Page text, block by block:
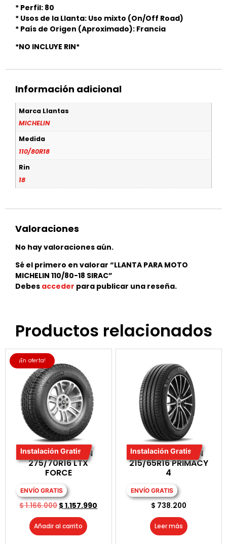
* Perfil: 80
* Usos de la Llanta: Uso mixto (On/Off Road)
* País de Origen (Aproximado): Francia
*NO INCLUYE RIN*
Información adicional
Marca Llantas
MICHELIN
Medida
110/80R18
Rin
18
Valoraciones
No hay valoraciones aún.
Sé el primero en valorar “LLANTA PARA MOTO
MICHELIN 110/80-18 SIRAC”
Debes acceder para publicar una reseña.
Productos relacionados
¡En oferta!
Instalación Gratis
LLANTA MICHELIN
275/70R16 LTX
FORCE
ENVÍO GRATIS
$1.166.000$1.157.990
Añadir al carrito
Instalación Gratis
LLANTA MICHELIN
215/65R16 PRIMACY
4
ENVÍO GRATIS
$ 738.200
Leer más